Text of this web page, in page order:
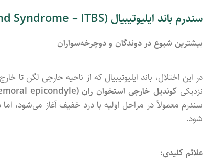
سندرم باند ایلیوتیبیال ( Syndrome – ITBS)
بیشترین شیوع در دوندگان ودوچرخه‌سواران
در این اختلال، باند ایلیوتیبیال که از ناحیهخارجی لگنتا خارج
نزدیکیکوندیل خارجی استخوان ران (epicondyle)
سندرم معمولاًدر مراحل اولیه بادرد خفیفآغاز می‌شود، اما
شود.
علائمکلیدی: